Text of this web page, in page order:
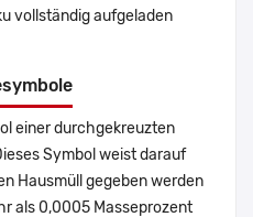
vollständig aufgeladen
einer durchgekreuzten
Symbol weist darauf
Hausmüll gegeben werden
als 0,0005 Masseprozent